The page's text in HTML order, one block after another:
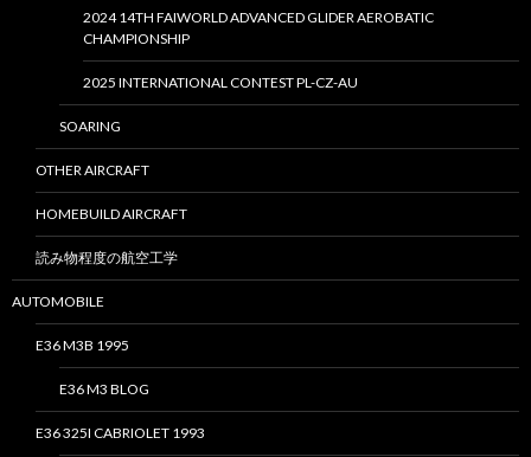
2024 14TH FAIWORLD ADVANCED GLIDER AEROBATIC
CHAMPIONSHIP
2025 INTERNATIONAL CONTEST PL-CZ-AU
SOARING
OTHER AIRCRAFT
HOMEBUILD AIRCRAFT
読み物程度の航空工学
AUTOMOBILE
E36 M3B 1995
E36 M3 BLOG
E36 325I CABRIOLET 1993